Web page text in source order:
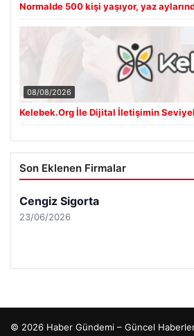
Normalde 500 kişi yaşıyor, yaz
08/08/2026
Kelebek.Org İle Dijital İletişimin
Son Eklenen Firmalar